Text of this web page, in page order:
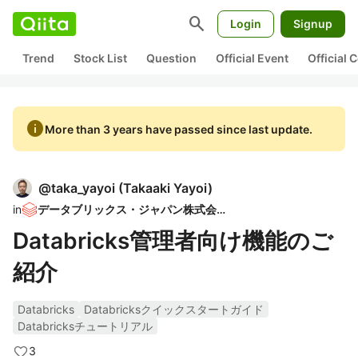
search Login Signup
Trend Stock List Question Official Event Official
infoMore than 3 years have passed since last update.
@taka_yayoi (Takaaki Yayoi)
in データブリックス・ジャパン株式会社
Databricks管理者向け機能のご
紹介
Databricks
Databricksクイックスタートガイド
Databricksチュートリアル
3